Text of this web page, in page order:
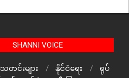
SHANNI VOICE
သတင်းများ နိုင်ငံရေး
ရုပ်